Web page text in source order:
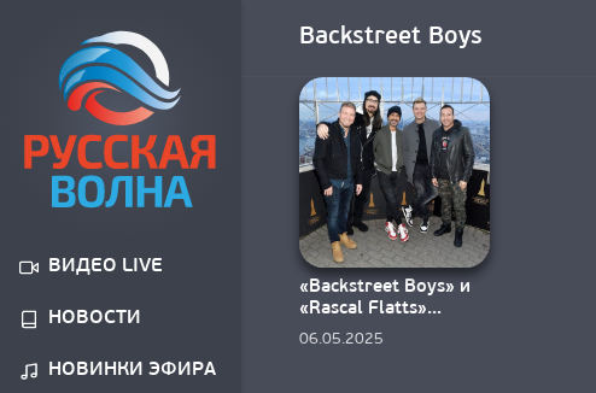
ВИДЕО LIVE
НОВОСТИ
НОВИНКИ ЭФИРА
Backstreet Boys
«Backstreet Boys» и
«Rascal Flatts»
выпустили «What
06.05.2025